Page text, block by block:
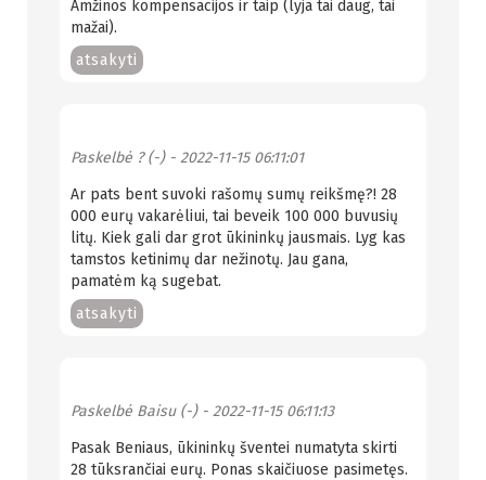
Amžinos kompensacijos ir taip (lyja tai daug, tai
mažai).
atsakyti
Paskelbė ? (-)- 2022-11-15 06:11:01
Ar pats bent suvoki rašomų sumų reikšmę?! 28
000 eurų vakarėliui, tai beveik 100 000 buvusių
litų. Kiek gali dar grot ūkininkų jausmais. Lyg kas
tamstos ketinimų dar nežinotų. Jau gana,
pamatėm ką sugebat.
atsakyti
Paskelbė Baisu (-)- 2022-11-15 06:11:13
Pasak Beniaus, ūkininkų šventei numatyta skirti
28 tūksrančiai eurų. Ponas skaičiuose pasimetęs.